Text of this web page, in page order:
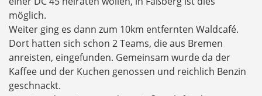
möglich.
Weiter ging es dann zum 10km entfernten Waldcafé.
Dort hatten sich schon 2 Teams, die aus Bremen
anreisten, eingefunden. Gemeinsam wurde da der
Kaffee und der Kuchen genossen und reichlich Benzin
geschnackt.